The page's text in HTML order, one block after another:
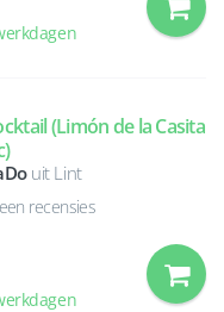
(Limón de la Casita
uit Lint
recensies